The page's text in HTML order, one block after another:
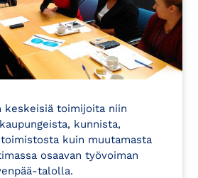
keskeisiä toimijoita niin
kunnista,
kuin muutamasta
osaavan työvoiman
talolla.